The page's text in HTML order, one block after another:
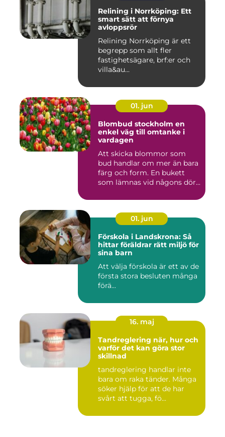
Relining i Norrköping: Ett
smart sätt att förnya
avloppsrör
Relining Norrköping är ett
begrepp som allt fler
fastighetsägare, brf:er och
villa&au...
01. jun
Blombud stockholm en
enkel väg till omtanke i
vardagen
Att skicka blommor som
bud handlar om mer än bara
färg och form. En bukett
som lämnas vid någons dör...
01. jun
Förskola i Landskrona: Så
hittar föräldrar rätt miljö för
sina barn
Att välja förskola är ett av de
första stora besluten många
förä...
16. maj
Tandreglering när, hur och
varför det kan göra stor
skillnad
tandreglering handlar inte
bara om raka tänder. Många
söker hjälp för att de har
svårt att tugga, fö...